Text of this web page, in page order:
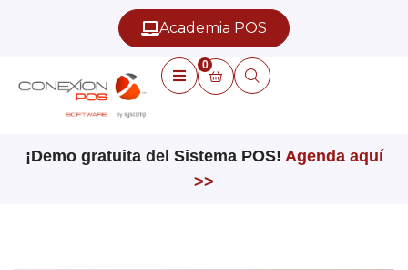
Academia POS
0
¡Demo gratuita del Sistema POS! Agenda aquí
>>